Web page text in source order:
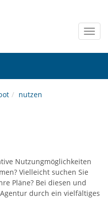
nutzen
Nutzungmöglichkeiten
Vielleicht suchen Sie
Pläne? Bei diesen und
durch ein vielfältiges